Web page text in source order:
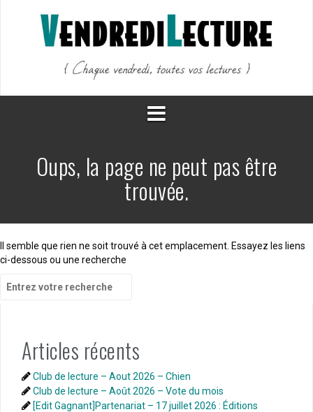
Oups, la page ne peut pas être
trouvée.
Il semble que rien ne soit trouvé à cet emplacement. Essayez les liens
ci-dessous ou une recherche
pour
Articles récents
Club de lecture – Aout 2026 – Chien
Club de lecture – Août 2026 – Vote du mois
[Edit Gagnant]Partenariat – 17 juillet 2026 : Éditions